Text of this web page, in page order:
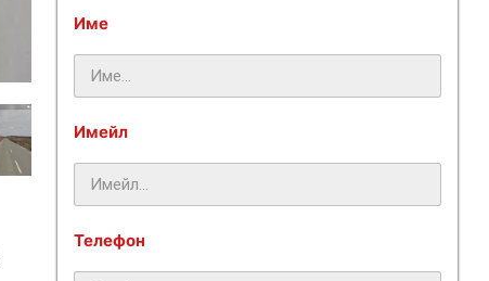
Име
Имейл
Телефон